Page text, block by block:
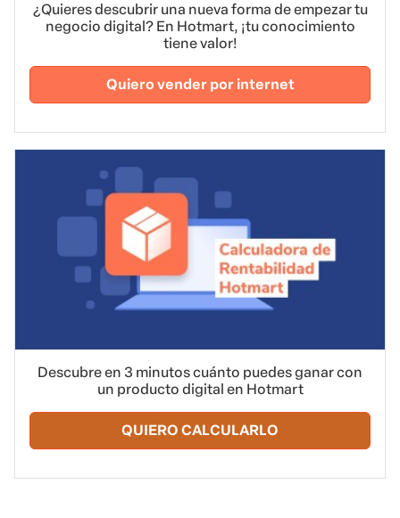
¿Quieres descubrir una nueva forma de empezar tu
negocio digital? En Hotmart, ¡tu conocimiento
tiene valor!
Quiero vender por internet
Descubre en 3 minutos cuánto puedes ganar con
un producto digital en Hotmart
QUIERO CALCULARLO